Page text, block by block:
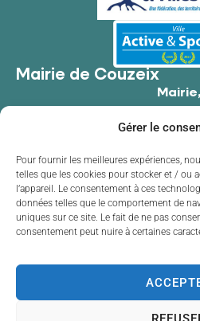
Gérer le
Pour fournir les meilleures expériences,
telles que les cookies pour stocker et / ou
l’appareil. Le consentement à ces
données telles que le comportement de
uniques sur ce site. Le fait de ne pas
consentement peut nuire à certaines
Mairie de Couzeix
Mairie,
87270
05 55 39 34 09
Contacter la mairie
Horaires d'ouverture
Lundide 8h30 à 12h00 et
Mardi
de 8h30 à 12h00
de 8h30 à 12h00
Vendredide 8h30 à 12h00